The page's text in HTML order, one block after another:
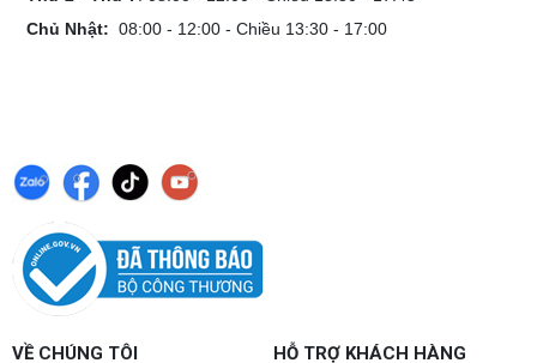
Chủ Nhật: 08:00 - 12:00 - Chiều 13:30 - 17:00
VỀ CHÚNG TÔI HỖ TRỢ KHÁCH HÀNG